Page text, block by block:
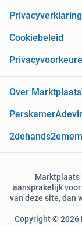
Privacyverklaring
Cookiebeleid
Over Marktplaats
Perskamer
2dehands
Marktplaats
aansprakelijk
van deze site, dan
Copyright © 2026